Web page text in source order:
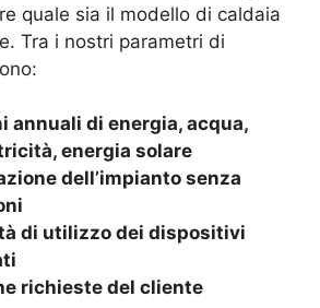
quale sia il modello di caldaia
Tra i nostri parametri di
annuali di energia, acqua,
energia solare
dell’impianto senza
di utilizzo dei dispositivi
richieste del cliente